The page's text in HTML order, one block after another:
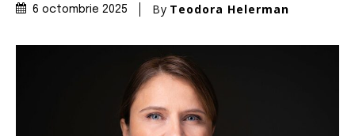
6 octombrie 2025 By Teodora Helerman